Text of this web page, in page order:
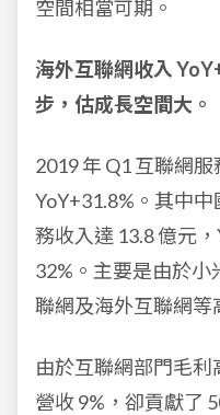
空間相當可期。
海外互聯網收入
步，估成長空間大。
2019 年 Q1 互聯網
YoY+31.8%。其中
務收入達 13.8 億元
32%。主要是由於
聯網及海外互聯網等
由於互聯網部門毛
營收 9%，卻貢獻了